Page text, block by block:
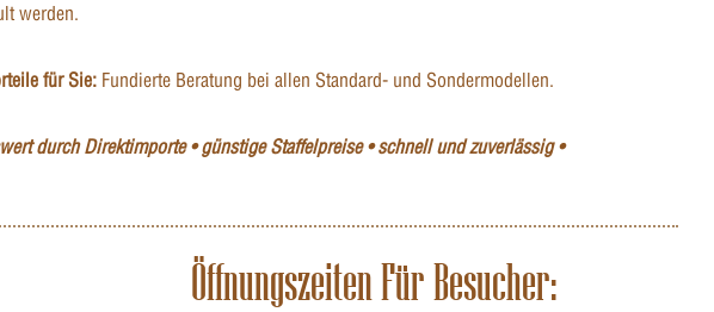
werden.
für Sie: Fundierte Beratung bei allen Standard- und Sondermodellen.
durch Direktimporte • günstige Staffelpreise • schnell und zuverlässig •
Öffnungszeiten Für Besucher: